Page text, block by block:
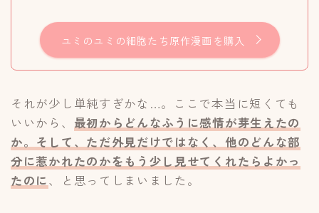
ユミのユミの細胞たち原作漫画を購入
それが少し単純すぎかな…。ここで本当に短くても
いいから、 最初からどんなふうに感情が芽生えたの
か。そして、ただ外見だけではなく、他のどんな部
分に惹かれたのかをもう少し見せてくれたらよかっ
たのに、と思ってしまいました。